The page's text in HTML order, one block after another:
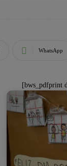
WhatsApp
[bws_pdfprint